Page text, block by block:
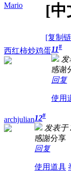
Mario
[中
[复制
西红柿炒鸡蛋11#
发
感谢
回复
使用
archjulian12#
发表于
感謝分享
回复
使用道具